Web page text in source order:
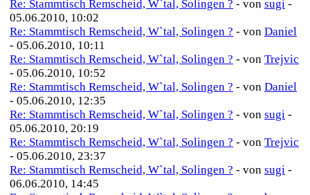
Re: Stammtisch Remscheid, W`tal, Solingen ? - von sugi -
05.06.2010, 10:02
Re: Stammtisch Remscheid, W`tal, Solingen ? - von Daniel
- 05.06.2010, 10:11
Re: Stammtisch Remscheid, W`tal, Solingen ? - von Trejvic
- 05.06.2010, 10:52
Re: Stammtisch Remscheid, W`tal, Solingen ? - von Daniel
- 05.06.2010, 12:35
Re: Stammtisch Remscheid, W`tal, Solingen ? - von sugi -
05.06.2010, 20:19
Re: Stammtisch Remscheid, W`tal, Solingen ? - von Trejvic
- 05.06.2010, 23:37
Re: Stammtisch Remscheid, W`tal, Solingen ? - von sugi -
06.06.2010, 14:45